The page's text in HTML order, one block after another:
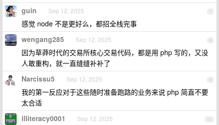
7
guin Sep 12, 2025
感觉 node 不是更好么，都招全栈完事
8
wengang285 Sep 12, 2025
因为草莽时代的交易所核心交易代码，都是用 php 写的，又没
人敢重构，就一直缝缝补补了
9
Narcissu5 Sep 12, 2025
我的第一反应对于这些随时准备跑路的业务来说 php 简直不要
太合适
10
illiteracy0001 Sep 12, 2025